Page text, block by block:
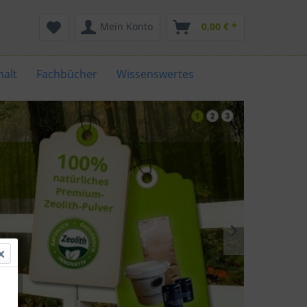
Mein Konto 0,00 € *
Fachbücher Wissenswertes